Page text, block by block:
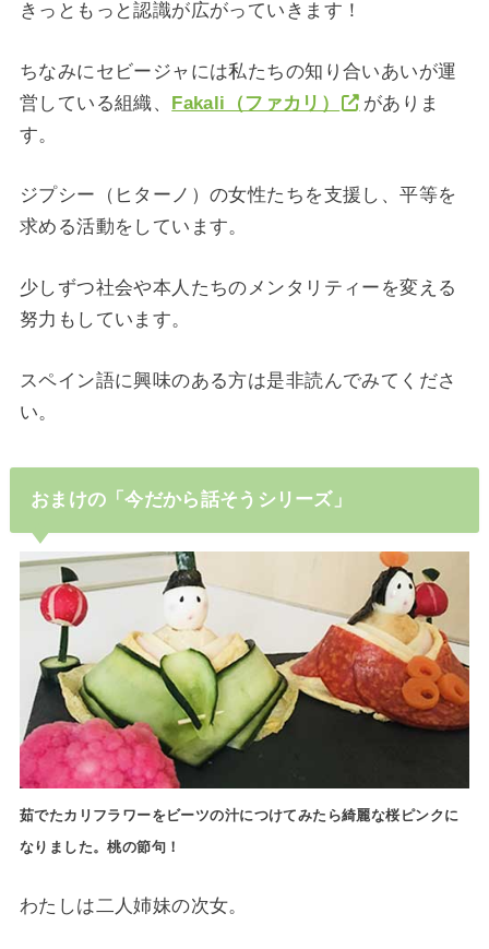
きっともっと認識が広がっていきます！
ちなみにセビージャには私たちの知り合いあいが運
営している組織、 Fakali（ファカリ）
がありま
す。
ジプシー（ヒターノ）の女性たちを支援し、平等を
求める活動をしています。
少しずつ社会や本人たちのメンタリティーを変える
努力もしています。
スペイン語に興味のある方は是非読んでみてくださ
い。
おまけの「今だから話そうシリーズ」
茹でたカリフラワーをビーツの汁につけてみたら綺麗な桜ピンクに
なりました。桃の節句！
わたしは二人姉妹の次女。